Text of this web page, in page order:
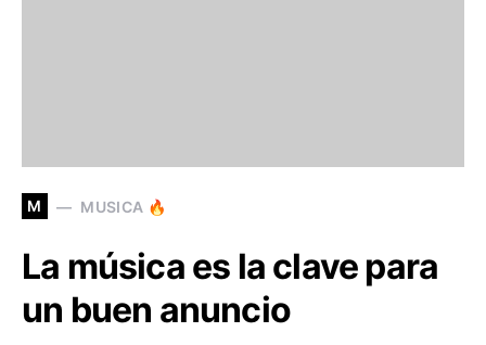
M MUSICA 🔥
La música es la clave para
un buen anuncio